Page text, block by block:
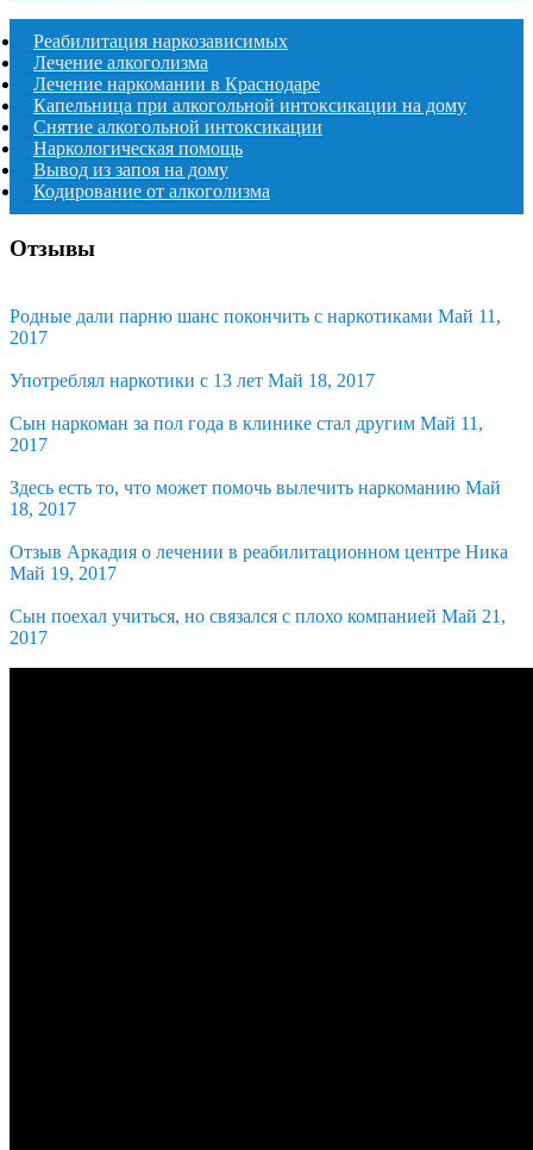
Реабилитация наркозависимых
Лечение алкоголизма
Лечение наркомании в Краснодаре
Капельница при алкогольной интоксикации на дому
Снятие алкогольной интоксикации
Наркологическая помощь
Вывод из запоя на дому
Кодирование от алкоголизма
Отзывы
Родные дали парню шанс покончить с наркотиками Май 11,
2017
Употреблял наркотики с 13 лет Май 18, 2017
Сын наркоман за пол года в клинике стал другим Май 11,
2017
Здесь есть то, что может помочь вылечить наркоманию Май
18, 2017
Отзыв Аркадия о лечении в реабилитационном центре Ника
Май 19, 2017
Сын поехал учиться, но связался с плохо компанией Май 21,
2017